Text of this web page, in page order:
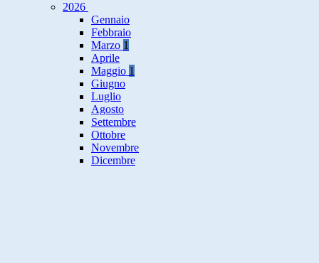
2026
Gennaio
Febbraio
Marzo 1
Aprile
Maggio 1
Giugno
Luglio
Agosto
Settembre
Ottobre
Novembre
Dicembre